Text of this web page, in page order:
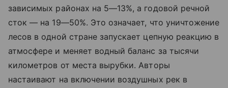
зависимых районах на 5—13%, а годовой речной
сток — на 19—50%. Это означает, что уничтожение
лесов в одной стране запускает цепную реакцию в
атмосфере и меняет водный баланс за тысячи
километров от места вырубки. Авторы
настаивают на включении воздушных рек в